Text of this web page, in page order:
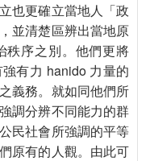
也更確立當地人「政
並清楚區辨出當地原
秩序之別。他們更將
有力 hanido 力量的
義務。就如同他們所
調分辨不同能力的群
民社會所強調的平等
原有的人觀。由此可